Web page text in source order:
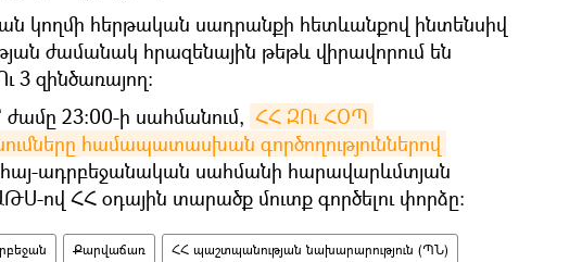
կողմի հերթական սադրանքի հետևանքով ինտենսիվ
ժամանակ հրազենային թեթև վիրավորում են
3 զինծառայող։
ժամը 23:00-ի սահմանում, ՀՀ ԶՈւ ՀՕՊ
համապատասխան գործողություններով
հայ-ադրբեջանական սահմանի հարավարևմտյան
ով ՀՀ օդային տարածք մուտք գործելու փորձը:
Քարվաճառ ՀՀ պաշտպանության նախարարություն (ՊՆ)